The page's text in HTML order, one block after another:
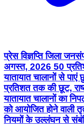
प्रेस विज्ञप्ति जिला
अगस्त, 2026 50
यातायात चालानों से पाएं
प्रतिशत तक की छूट,
यातायात चालानों का
को आयोजित होने वाली
नियमों के उल्लंघन से